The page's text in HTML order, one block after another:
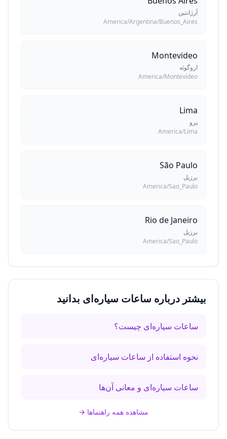
آرژانتین
America/Argentina/Buenos_Aires
Montevideo
اروگوئه
America/Montevideo
Lima
پرو
America/Lima
São Paulo
برزیل
America/Sao_Paulo
Rio de Janeiro
برزیل
America/Sao_Paulo
بیشتر درباره ساعات سیاره‌ای بدانید
ساعات سیاره‌ای چیست؟
نحوه استفاده از ساعات سیاره‌ای
ساعات سیاره‌ای و معانی آن‌ها
مشاهده همه راهنماها →